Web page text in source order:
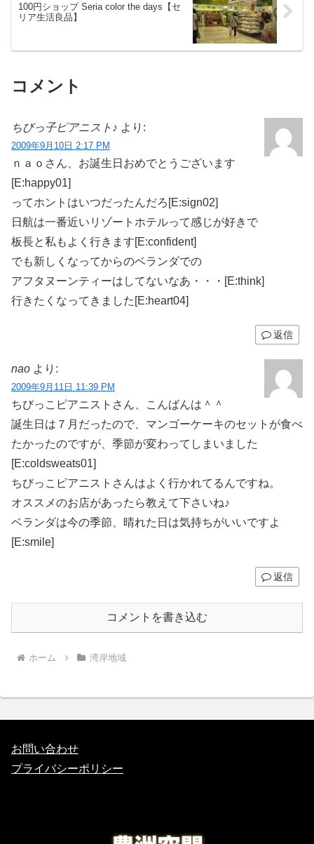
100円ショップ Seria color the days【セ
リア生活良品】
コメント
ちびっ子ピアニスト♪ より:
2009年9月10日 2:17 PM
ｎａｏさん、お誕生日おめでとうございます
[E:happy01]
ってホントはいつだったんだろ[E:sign02]
日航は一番近いリゾートホテルって感じが好きで
板長と私もよく行きます[E:confident]
でも新しくなってからのベランダでの
アフタヌーンティーはしてないなあ・・・[E:think]
行きたくなってきました[E:heart04]
返信
nao より:
2009年9月11日 11:39 PM
ちびっこピアニストさん、こんばんは＾＾
誕生日は７月だったので、マンゴーケーキのセットが食べ
たかったのですが、季節が変わってしまいました
[E:coldsweats01]
ちびっこピアニストさんはよく行かれてるんですね。
オススメのお店があったら教えて下さいね♪
ベランダは今の季節、晴れた日は気持ちがいいですよ
[E:smile]
返信
コメントを書き込む
ホーム 湾岸地域
お問い合わせ
プライバシーポリシー